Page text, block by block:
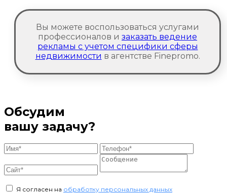
Вы можете воспользоваться услугами
профессионалов и заказать ведение
рекламы с учетом специфики сферы
недвижимости в агентстве Finepromo.
Обсудим
вашу задачу?
Я согласен на обработку персональных данных